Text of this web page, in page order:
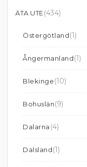
ÄTA UTE(434)
Östergötland(1)
Ångermanland(1)
Blekinge(10)
Bohuslän(9)
Dalarna (4)
Dalsland(1)